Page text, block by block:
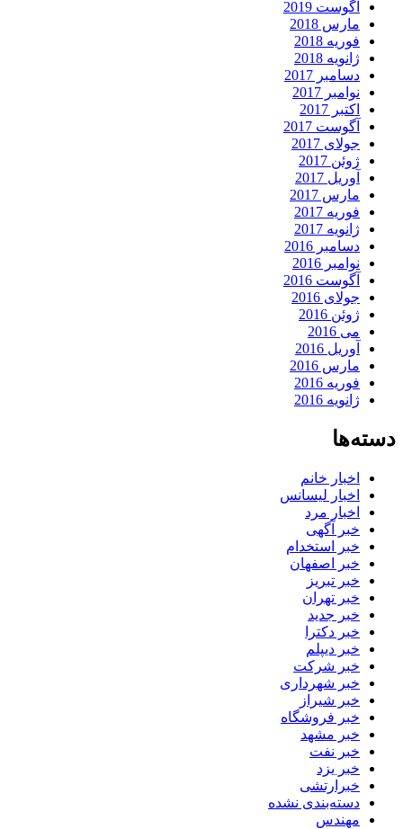
آگوست 2019
مارس 2018
فوریه 2018
ژانویه 2018
دسامبر 2017
نوامبر 2017
اکتبر 2017
آگوست 2017
جولای 2017
ژوئن 2017
آوریل 2017
مارس 2017
فوریه 2017
ژانویه 2017
دسامبر 2016
نوامبر 2016
آگوست 2016
جولای 2016
ژوئن 2016
می 2016
آوریل 2016
مارس 2016
فوریه 2016
ژانویه 2016
دسته‌ها
اخبار خانم
اخبار لیسانس
اخبار مرد
خبر آگهی
خبر استخدام
خبر اصفهان
خبر تبریز
خبر تهران
خبر جدید
خبر دکترا
خبر دیپلم
خبر شرکت
خبر شهرداری
خبر شیراز
خبر فروشگاه
خبر مشهد
خبر نفت
خبر یزد
خبرارتشی
دسته‌بندی نشده
مهندس